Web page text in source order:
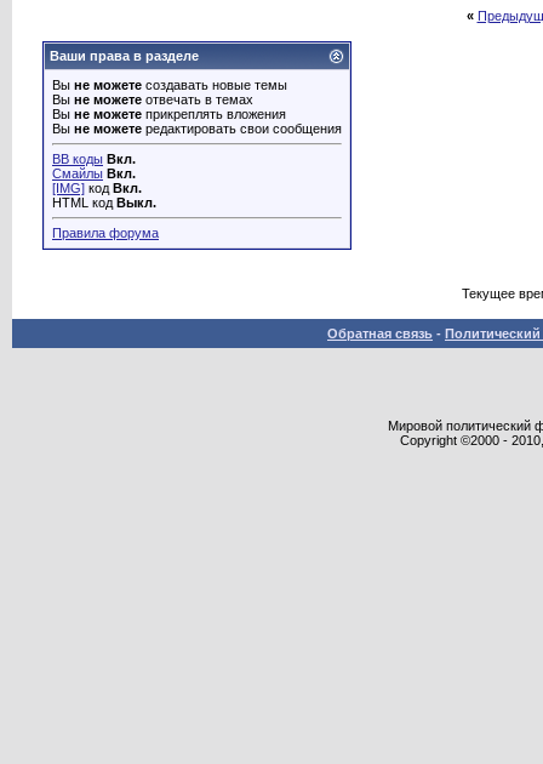
«
Ваши права в разделе
Вы не можете создавать новые темы
Вы не можете отвечать в темах
Вы не можете прикреплять вложения
Вы не можете редактировать свои сообщения
BB коды Вкл.
Смайлы Вкл.
[IMG] код Вкл.
HTML код Выкл.
Правила форума
Текущее
Обратная связь -
Мировой политический
Copyright ©2000 -